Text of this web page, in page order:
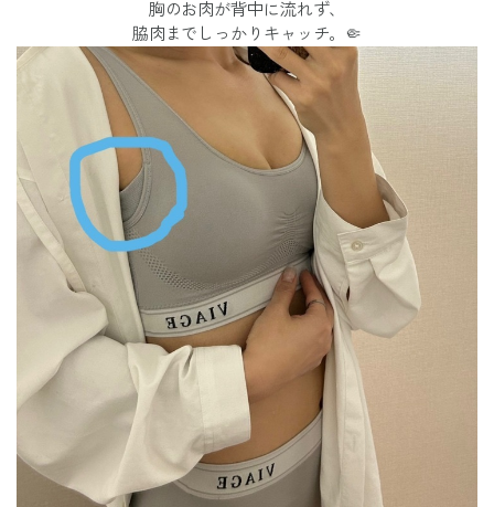
胸のお肉が背中に流れず、
脇肉までしっかりキャッチ。🤏